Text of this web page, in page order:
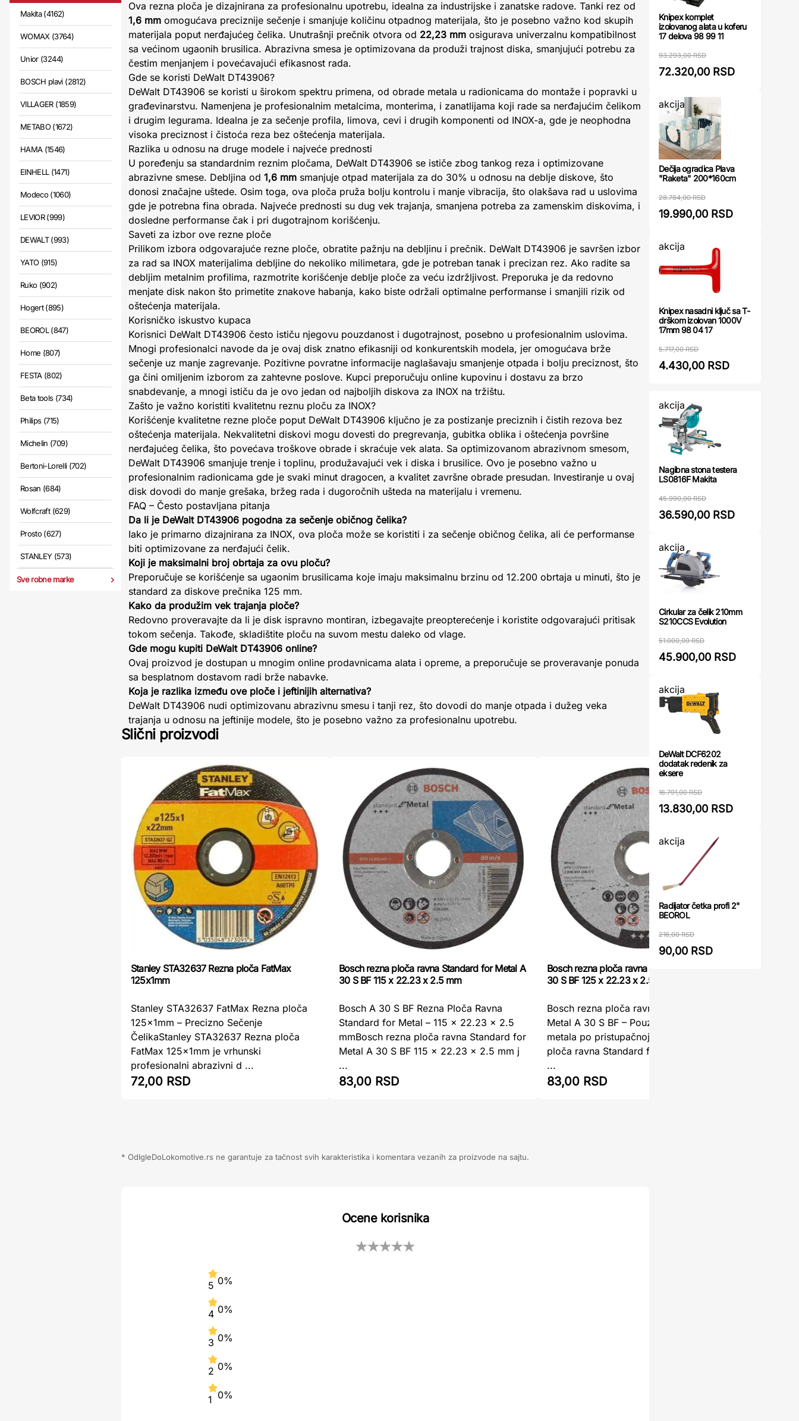
Makita (4162)
WOMAX (3764)
Unior (3244)
BOSCH plavi (2812)
VILLAGER (1859)
METABO (1672)
HAMA (1546)
EINHELL (1471)
Modeco (1060)
LEVIOR (999)
DEWALT (993)
YATO (915)
Ruko (902)
Hogert (895)
BEOROL (847)
Home (807)
FESTA (802)
Beta tools (734)
Philips (715)
Michelin (709)
Bertoni-Lorelli (702)
Rosan (684)
Wolfcraft (629)
Prosto (627)
STANLEY (573)
Sve robne marke
Ova rezna ploča je dizajnirana za profesionalnu upotrebu, idealna za industrijske i zanatske radove. Tanki rez od
1,6 mm omogućava preciznije sečenje i smanjuje količinu otpadnog materijala, što je posebno važno kod skupih
materijala poput nerđajućeg čelika. Unutrašnji prečnik otvora od 22,23 mm osigurava univerzalnu kompatibilnost
sa većinom ugaonih brusilica. Abrazivna smesa je optimizovana da produži trajnost diska, smanjujući potrebu za
čestim menjanjem i povećavajući efikasnost rada.
Gde se koristi DeWalt DT43906?
DeWalt DT43906 se koristi u širokom spektru primena, od obrade metala u radionicama do montaže i popravki u
građevinarstvu. Namenjena je profesionalnim metalcima, monterima, i zanatlijama koji rade sa nerđajućim čelikom
i drugim legurama. Idealna je za sečenje profila, limova, cevi i drugih komponenti od INOX-a, gde je neophodna
visoka preciznost i čistoća reza bez oštećenja materijala.
Razlika u odnosu na druge modele i najveće prednosti
U poređenju sa standardnim reznim pločama, DeWalt DT43906 se ističe zbog tankog reza i optimizovane
abrazivne smese. Debljina od 1,6 mm smanjuje otpad materijala za do 30% u odnosu na deblje diskove, što
donosi značajne uštede. Osim toga, ova ploča pruža bolju kontrolu i manje vibracija, što olakšava rad u uslovima
gde je potrebna fina obrada. Najveće prednosti su dug vek trajanja, smanjena potreba za zamenskim diskovima, i
dosledne performanse čak i pri dugotrajnom korišćenju.
Saveti za izbor ove rezne ploče
Prilikom izbora odgovarajuće rezne ploče, obratite pažnju na debljinu i prečnik. DeWalt DT43906 je savršen izbor
za rad sa INOX materijalima debljine do nekoliko milimetara, gde je potreban tanak i precizan rez. Ako radite sa
debljim metalnim profilima, razmotrite korišćenje deblje ploče za veću izdržljivost. Preporuka je da redovno
menjate disk nakon što primetite znakove habanja, kako biste održali optimalne performanse i smanjili rizik od
oštećenja materijala.
Korisničko iskustvo kupaca
Korisnici DeWalt DT43906 često ističu njegovu pouzdanost i dugotrajnost, posebno u profesionalnim uslovima.
Mnogi profesionalci navode da je ovaj disk znatno efikasniji od konkurentskih modela, jer omogućava brže
sečenje uz manje zagrevanje. Pozitivne povratne informacije naglašavaju smanjenje otpada i bolju preciznost, što
ga čini omiljenim izborom za zahtevne poslove. Kupci preporučuju online kupovinu i dostavu za brzo
snabdevanje, a mnogi ističu da je ovo jedan od najboljih diskova za INOX na tržištu.
Zašto je važno koristiti kvalitetnu reznu ploču za INOX?
Korišćenje kvalitetne rezne ploče poput DeWalt DT43906 ključno je za postizanje preciznih i čistih rezova bez
oštećenja materijala. Nekvalitetni diskovi mogu dovesti do pregrevanja, gubitka oblika i oštećenja površine
nerđajućeg čelika, što povećava troškove obrade i skraćuje vek alata. Sa optimizovanom abrazivnom smesom,
DeWalt DT43906 smanjuje trenje i toplinu, produžavajući vek i diska i brusilice. Ovo je posebno važno u
profesionalnim radionicama gde je svaki minut dragocen, a kvalitet završne obrade presudan. Investiranje u ovaj
disk dovodi do manje grešaka, bržeg rada i dugoročnih ušteda na materijalu i vremenu.
FAQ – Često postavljana pitanja
Da li je DeWalt DT43906 pogodna za sečenje običnog čelika?
Iako je primarno dizajnirana za INOX, ova ploča može se koristiti i za sečenje običnog čelika, ali će performanse
biti optimizovane za nerđajući čelik.
Koji je maksimalni broj obrtaja za ovu ploču?
Preporučuje se korišćenje sa ugaonim brusilicama koje imaju maksimalnu brzinu od 12.200 obrtaja u minuti, što je
standard za diskove prečnika 125 mm.
Kako da produžim vek trajanja ploče?
Redovno proveravajte da li je disk ispravno montiran, izbegavajte preopterećenje i koristite odgovarajući pritisak
tokom sečenja. Takođe, skladištite ploču na suvom mestu daleko od vlage.
Gde mogu kupiti DeWalt DT43906 online?
Ovaj proizvod je dostupan u mnogim online prodavnicama alata i opreme, a preporučuje se proveravanje ponuda
sa besplatnom dostavom radi brže nabavke.
Koja je razlika između ove ploče i jeftinijih alternativa?
DeWalt DT43906 nudi optimizovanu abrazivnu smesu i tanji rez, što dovodi do manje otpada i dužeg veka
trajanja u odnosu na jeftinije modele, što je posebno važno za profesionalnu upotrebu.
Slični proizvodi
Stanley STA32637 Rezna ploča FatMax
125x1mm
Stanley STA32637 FatMax Rezna ploča
125x1mm – Precizno Sečenje
ČelikaStanley STA32637 Rezna ploča
FatMax 125x1mm je vrhunski
profesionalni abrazivni d ...
72,00 RSD
Bosch rezna ploča ravna Standard for Metal A
30 S BF 115 x 22.23 x 2.5 mm
Bosch A 30 S BF Rezna Ploča Ravna
Standard for Metal – 115 x 22.23 x 2.5
mmBosch rezna ploča ravna Standard for
Metal A 30 S BF 115 x 22.23 x 2.5 mm j
...
83,00 RSD
Bosch rezna ploča ravna Standard for Metal A
30 S BF 125 x 22.23 x 2.5 mm
Bosch rezna ploča ravna Standard for
Metal A 30 S BF – Pouzdano rezanje
metala po pristupačnoj ceniBosch rezna
ploča ravna Standard for Metal A 30 S B
...
83,00 RSD
* OdIgleDoLokomotive.rs ne garantuje za tačnost svih karakteristika i komentara vezanih za proizvode na sajtu.
Ocene korisnika
5 0%
4 0%
3 0%
2 0%
1 0%
Knipex komplet
izolovanog alata u koferu
17 delova 98 99 11
93.293,00 RSD
72.320,00 RSD
akcija
Dečija ogradica Plava
"Raketa" 200*160cm
28.784,00 RSD
19.990,00 RSD
akcija
Knipex nasadni ključ sa T-
drškom izolovan 1000V
17mm 98 04 17
5.717,00 RSD
4.430,00 RSD
akcija
Nagibna stona testera
LS0816F Makita
45.990,00 RSD
36.590,00 RSD
akcija
Cirkular za čelik 210mm
S210CCS Evolution
51.000,00 RSD
45.900,00 RSD
akcija
DeWalt DCF6202
dodatak redenik za
eksere
16.791,00 RSD
13.830,00 RSD
akcija
Radijator četka profi 2"
BEOROL
216,00 RSD
90,00 RSD